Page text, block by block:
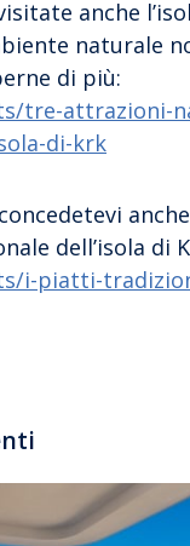
anche
naturale
di più:
tre-attrazioni-
di-krk
dell’isola di
i-piatti-